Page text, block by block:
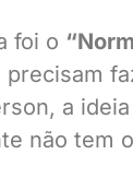
foi o
precisam
a
não tem